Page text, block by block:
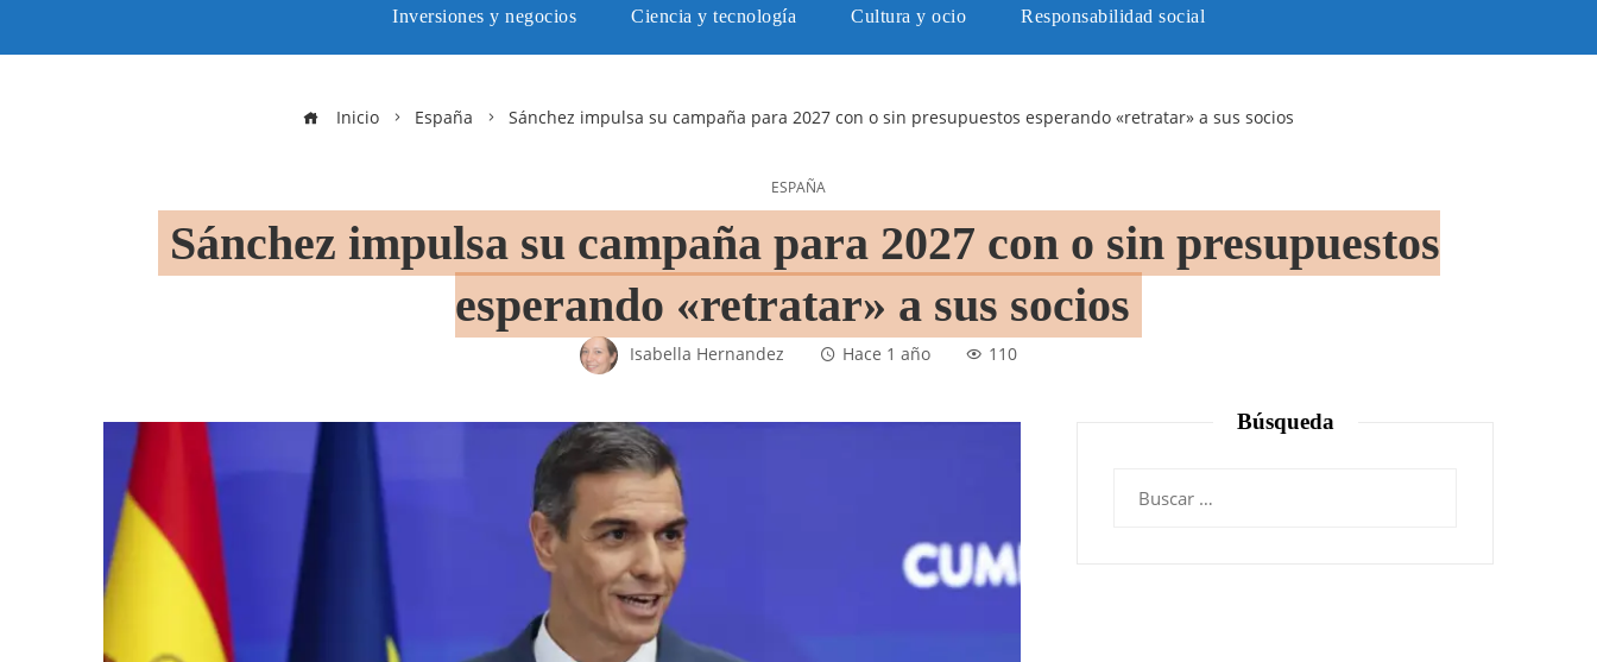
Inversiones y negocios Ciencia y tecnología Cultura y ocio Responsabilidad social
Inicio España Sánchez impulsa su campaña para 2027 con o sin presupuestos esperando «retratar» a sus socios
ESPAÑA
Sánchez impulsa su campaña para 2027 con o sin presupuestos
esperando «retratar» a sus socios
Isabella Hernandez Hace 1 año 110
Búsqueda